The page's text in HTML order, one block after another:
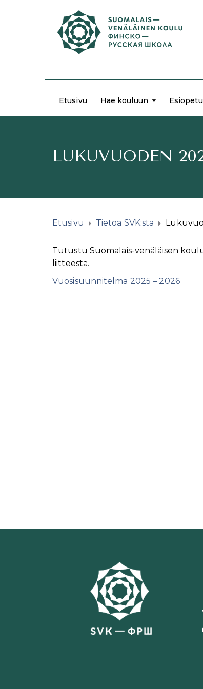
Etusivu Hae kouluun
LUKUVUODEN
Etusivu Tietoa SVK:sta
Tutustu Suomalais-venäläisen
liitteestä.
Vuosisuunnitelma 2025 – 2026